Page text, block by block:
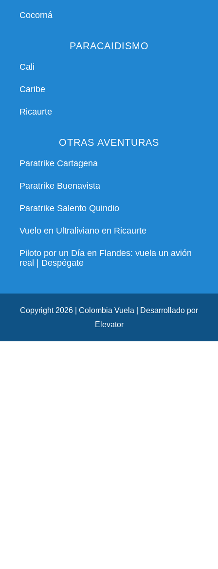
Cocorná
PARACAIDISMO
Cali
Caribe
Ricaurte
OTRAS AVENTURAS
Paratrike Cartagena
Paratrike Buenavista
Paratrike Salento Quindio
Vuelo en Ultraliviano en Ricaurte
Piloto por un Día en Flandes: vuela un avión
real | Despégate
Copyright 2026 | Colombia Vuela | Desarrollado por
Elevator